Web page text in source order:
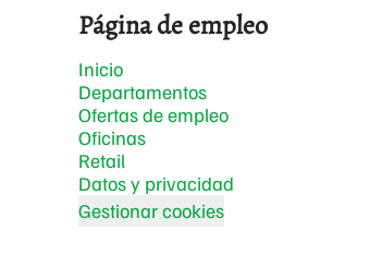
Página de empleo
Inicio
Departamentos
Ofertas de empleo
Oficinas
Retail
Datos y privacidad
Gestionar cookies